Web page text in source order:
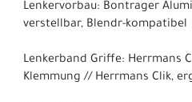
Lenkervorbau: Bontrager
verstellbar, Blendr-kompatibel
Lenkerband Griffe: Herrmans
Klemmung // Herrmans Clik,